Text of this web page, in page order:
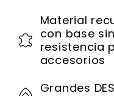
Material
con base
resistencia
accesorios
Grandes